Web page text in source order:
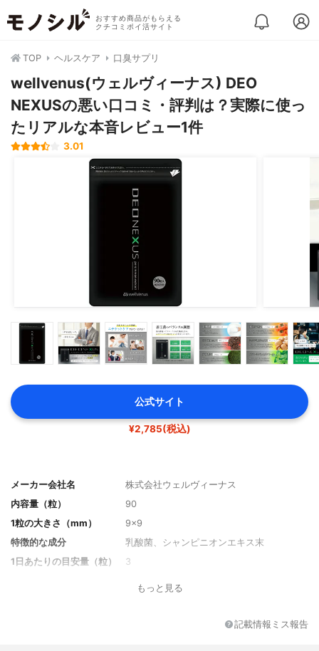
おすすめ商品がもらえる
クチコミポイ活サイト
TOP ヘルスケア 口臭サプリ
wellvenus(ウェルヴィーナス) DEO
NEXUSの悪い口コミ・評判は？実際に使っ
たリアルな本音レビュー1件
3.01
公式サイト
¥2,785(税込)
メーカー会社名
株式会社ウェルヴィーナス
内容量（粒）
90
1粒の大きさ（mm）
9×9
特徴的な成分
乳酸菌、シャンピニオンエキス末
1日あたりの目安量（粒）
3
もっと見る
記載情報ミス報告